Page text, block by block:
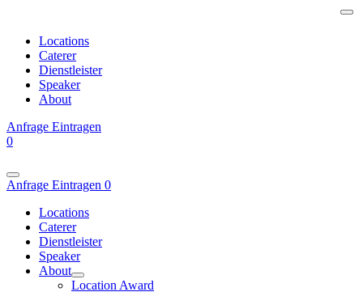
Locations
Caterer
Dienstleister
Speaker
About
Anfrage Eintragen
0
Anfrage Eintragen 0
Locations
Caterer
Dienstleister
Speaker
About
Location Award